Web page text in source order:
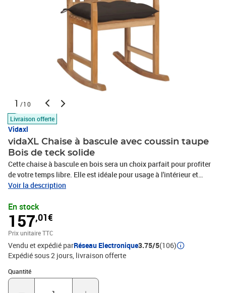
1 /10
Livraison offerte
Vidaxl
vidaXL Chaise à bascule avec coussin taupe
Bois de teck solide
Cette chaise à bascule en bois sera un choix parfait pour profiter
de votre temps libre. Elle est idéale pour usage à l'intérieur et
l'extérieur. Fabriquée en bois dur de teck extrêmement durable,
finement poncée pour lui donner un aspect très lisse. Le bois de
teck est connu pour sa résistance exceptionnelle aux intempéries,
ce qui le rend bien plus adapté aux meubles de jardin que tout
autre type de bois. Le bois de teck est le choix idéal si vous
souhaitez acheter un meuble de jardin durable. Le dossier et
l'assise à lattes peuvent offrir un excellent soutien. C'est le meilleur
siège pour discuter, lire, regarder la télévision ou simplement vous
détendre ! Le coussin inclus est pratique et a une fonction
Voir la description
En stock
157,01€
Prix unitaire TTC
Vendu et expédié parRéseau Electronique3.75/5(106)
Expédié sous 2 jours livraison offerte
Quantité
Quantité : 1